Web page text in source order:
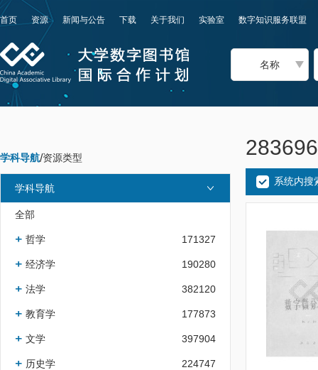
首页 资源 新闻与公告 下载 关于我们 实验室 数字知识服务联盟
名称
学科导航/资源类型
学科导航
全部
哲学 171327
经济学 190280
法学 382120
教育学 177873
文学 397904
历史学 224747
系统内搜